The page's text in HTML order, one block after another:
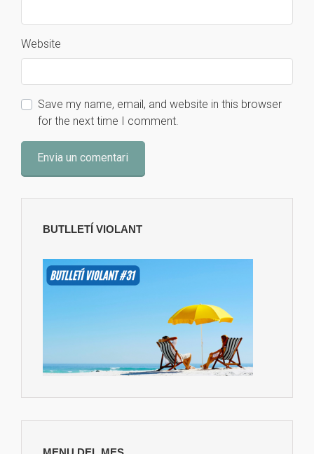
Website
Save my name, email, and website in this browser
for the next time I comment.
BUTLLETÍ VIOLANT